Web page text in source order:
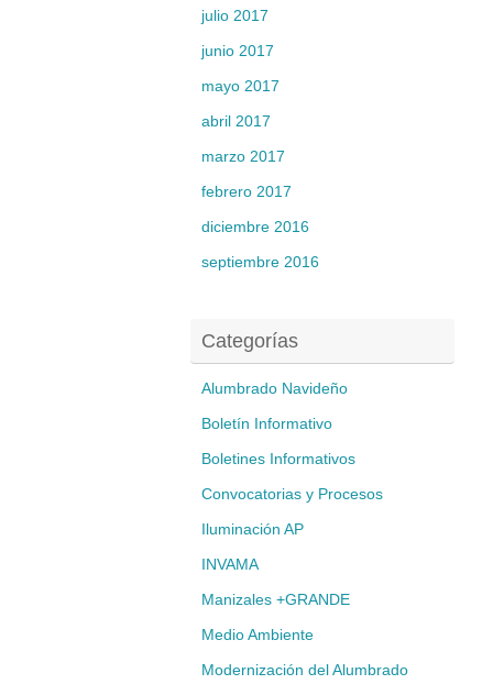
julio 2017
junio 2017
mayo 2017
abril 2017
marzo 2017
febrero 2017
diciembre 2016
septiembre 2016
Categorías
Alumbrado Navideño
Boletín Informativo
Boletines Informativos
Convocatorias y Procesos
Iluminación AP
INVAMA
Manizales +GRANDE
Medio Ambiente
Modernización del Alumbrado